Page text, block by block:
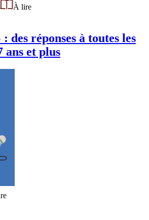
À lire
des réponses à toutes les
ans et plus